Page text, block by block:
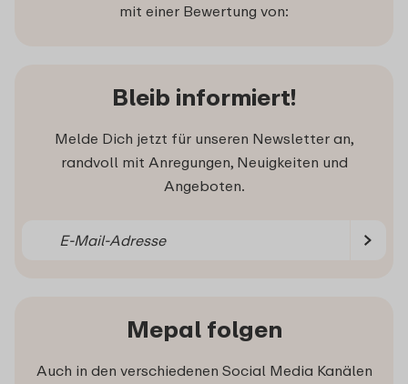
mit einer Bewertung von:
Bleib informiert!
Melde Dich jetzt für unseren Newsletter an,
randvoll mit Anregungen, Neuigkeiten und
Angeboten.
Mepal folgen
Auch in den verschiedenen Social Media Kanälen